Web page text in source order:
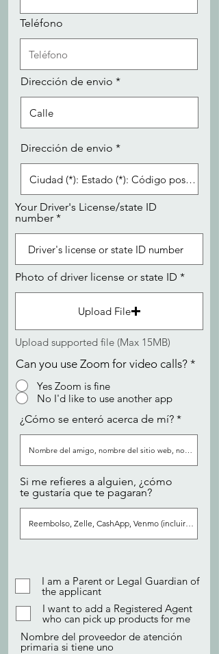
Teléfono
Dirección de envio
Dirección de envio
Your Driver's License/state ID
number
Photo of driver license or state ID
Upload File
Upload supported file (Max 15MB)
Can you use Zoom for video calls? *
Yes Zoom is fine
No I'd like to use another app
¿Cómo se enteró acerca de mí?
Si me refieres a alguien, ¿cómo
te gustaría que te pagaran?
I am a Parent or Legal Guardian of
the applicant
I want to add a Registered Agent
who can pick up products for me
Nombre del proveedor de atención
primaria si tiene uno